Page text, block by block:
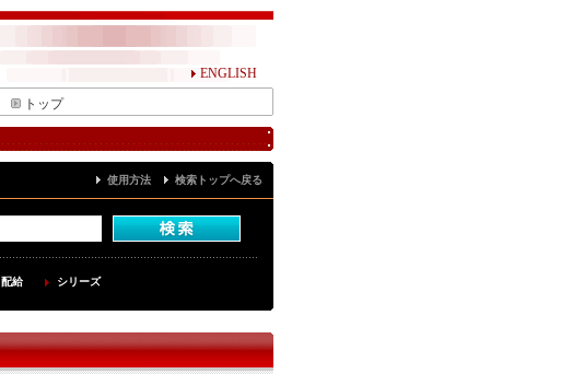
ENGLISH
トップ
使用方法 検索トップへ戻る
配給 シリーズ